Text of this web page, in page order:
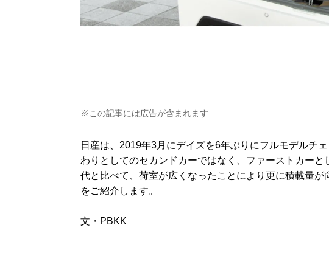
※この記事には広告が含まれます
日産は、2019年3月にデイズを6年ぶりにフルモデルチ
わりとしてのセカンドカーではなく、ファーストカー
代と比べて、荷室が広くなったことにより更に積載量
をご紹介します。
文・PBKK